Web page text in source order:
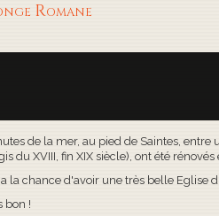
Romane
de la mer, au pied de Saintes,
du XVIII, fin XIX siècle), ont été
chance d'avoir une très belle Eglise
bon !